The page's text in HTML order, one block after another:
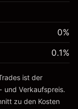
%
(-€0.55)0%
0.1%
ist der
und Verkaufspreis.
zu den Kosten